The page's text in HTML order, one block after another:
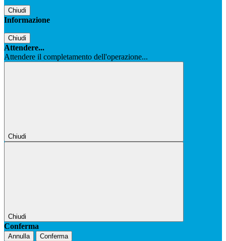
Chiudi
Informazione
Chiudi
Attendere...
Attendere il completamento dell'operazione...
Chiudi
Chiudi
Conferma
Annulla Conferma